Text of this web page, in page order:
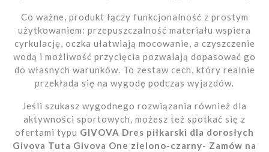
Co ważne, produkt łączy funkcjonalność z prostym
użytkowaniem: przepuszczalność materiału wspiera
cyrkulację, oczka ułatwiają mocowanie, a czyszczenie
wodą i możliwość przycięcia pozwalają dopasować go
do własnych warunków. To zestaw cech, który realnie
przekłada się na wygodę podczas wyjazdów.
Jeśli szukasz wygodnego rozwiązania również dla
aktywności sportowych, możesz też spotkać się z
ofertami typu GIVOVA Dres piłkarski dla dorosłych
Givova Tuta Givova One zielono-czarny- Zamów na